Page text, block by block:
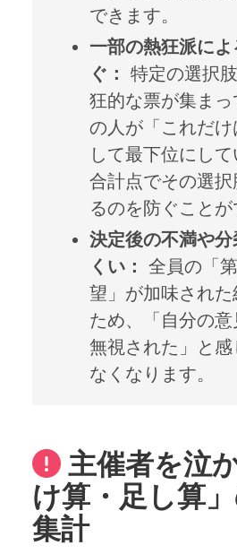
できます。
一部の熱狂派に
ぐ： 特定の選択
狂的な票が集まっ
の人が「これだけ
して最下位にして
合計点でその選
るのを防ぐことが
決定後の不満や
くい： 全員の「
望」が加味され
ため、「自分の意
無視された」と
なくなります。
主催者を泣
け算・足し算
集計